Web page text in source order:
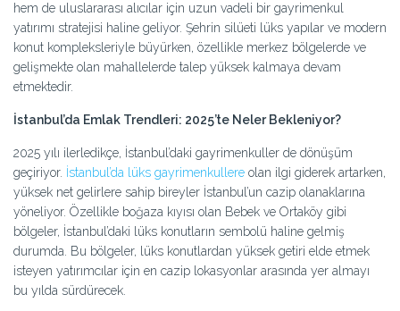
hem de uluslararası alıcılar için uzun vadeli bir gayrimenkul
yatırımı stratejisi haline geliyor. Şehrin silüeti lüks yapılar ve modern
konut kompleksleriyle büyürken, özellikle merkez bölgelerde ve
gelişmekte olan mahallelerde talep yüksek kalmaya devam
etmektedir.
İstanbul’da Emlak Trendleri: 2025’te Neler Bekleniyor?
2025 yılı ilerledikçe, İstanbul’daki gayrimenkuller de dönüşüm
geçiriyor. İstanbul’da lüks gayrimenkullere olan ilgi giderek artarken,
yüksek net gelirlere sahip bireyler İstanbul’un cazip olanaklarına
yöneliyor. Özellikle boğaza kıyısı olan Bebek ve Ortaköy gibi
bölgeler, İstanbul’daki lüks konutların sembolü haline gelmiş
durumda. Bu bölgeler, lüks konutlardan yüksek getiri elde etmek
isteyen yatırımcılar için en cazip lokasyonlar arasında yer almayı
bu yılda sürdürecek.